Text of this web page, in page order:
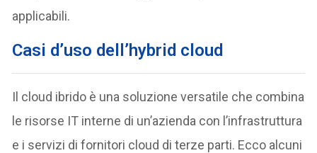
applicabili.
Casi d’uso dell’hybrid cloud
Il cloud ibrido è una soluzione versatile che combina
le risorse IT interne di un’azienda con l’infrastruttura
e i servizi di fornitori cloud di terze parti. Ecco alcuni